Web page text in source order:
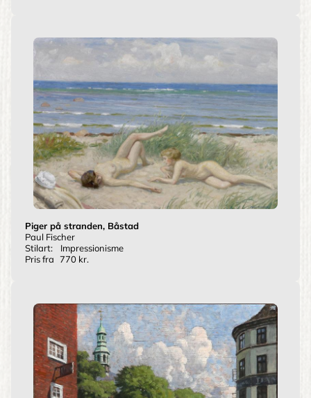
Piger på stranden, Båstad
Paul Fischer
Stilart:
Impressionisme
Pris fra 770 kr.